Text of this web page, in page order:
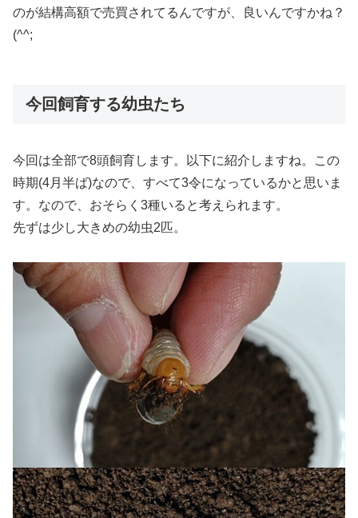
のが結構高額で売買されてるんですが、良いんですかね？
(^^;
今回飼育する幼虫たち
今回は全部で8頭飼育します。以下に紹介しますね。この
時期(4月半ば)なので、すべて3令になっているかと思いま
す。なので、おそらく3種いると考えられます。
先ずは少し大きめの幼虫2匹。